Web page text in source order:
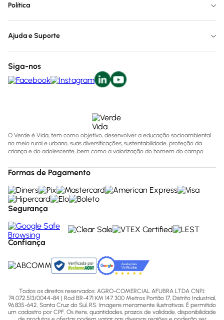
Política
Ajuda e Suporte
Siga-nos
O Verde é Vida, tem como objetivo, desenvolver a educação socioambiental
no meio rural e urbano, suas diversificações, sustentabilidade, proteção da
criança e do adolescente, bem como a valorização do homem do campo.
Formas de Pagamento
Segurança
Confiança
Todos os direitos reservados. AGRO-COMERCIAL AFUBRA LTDA CNPJ:
74.072.513/0044-84 | Rod BR-471 KM 147 300 Metros Portão 17, Distrito Industrial,
96.835-642, Santa Cruz do Sul, RS. Imagens meramente ilustrativas. É permitido
um cadastro por CPF. Os itens, quantidades, prazos de validade, disponibilidade